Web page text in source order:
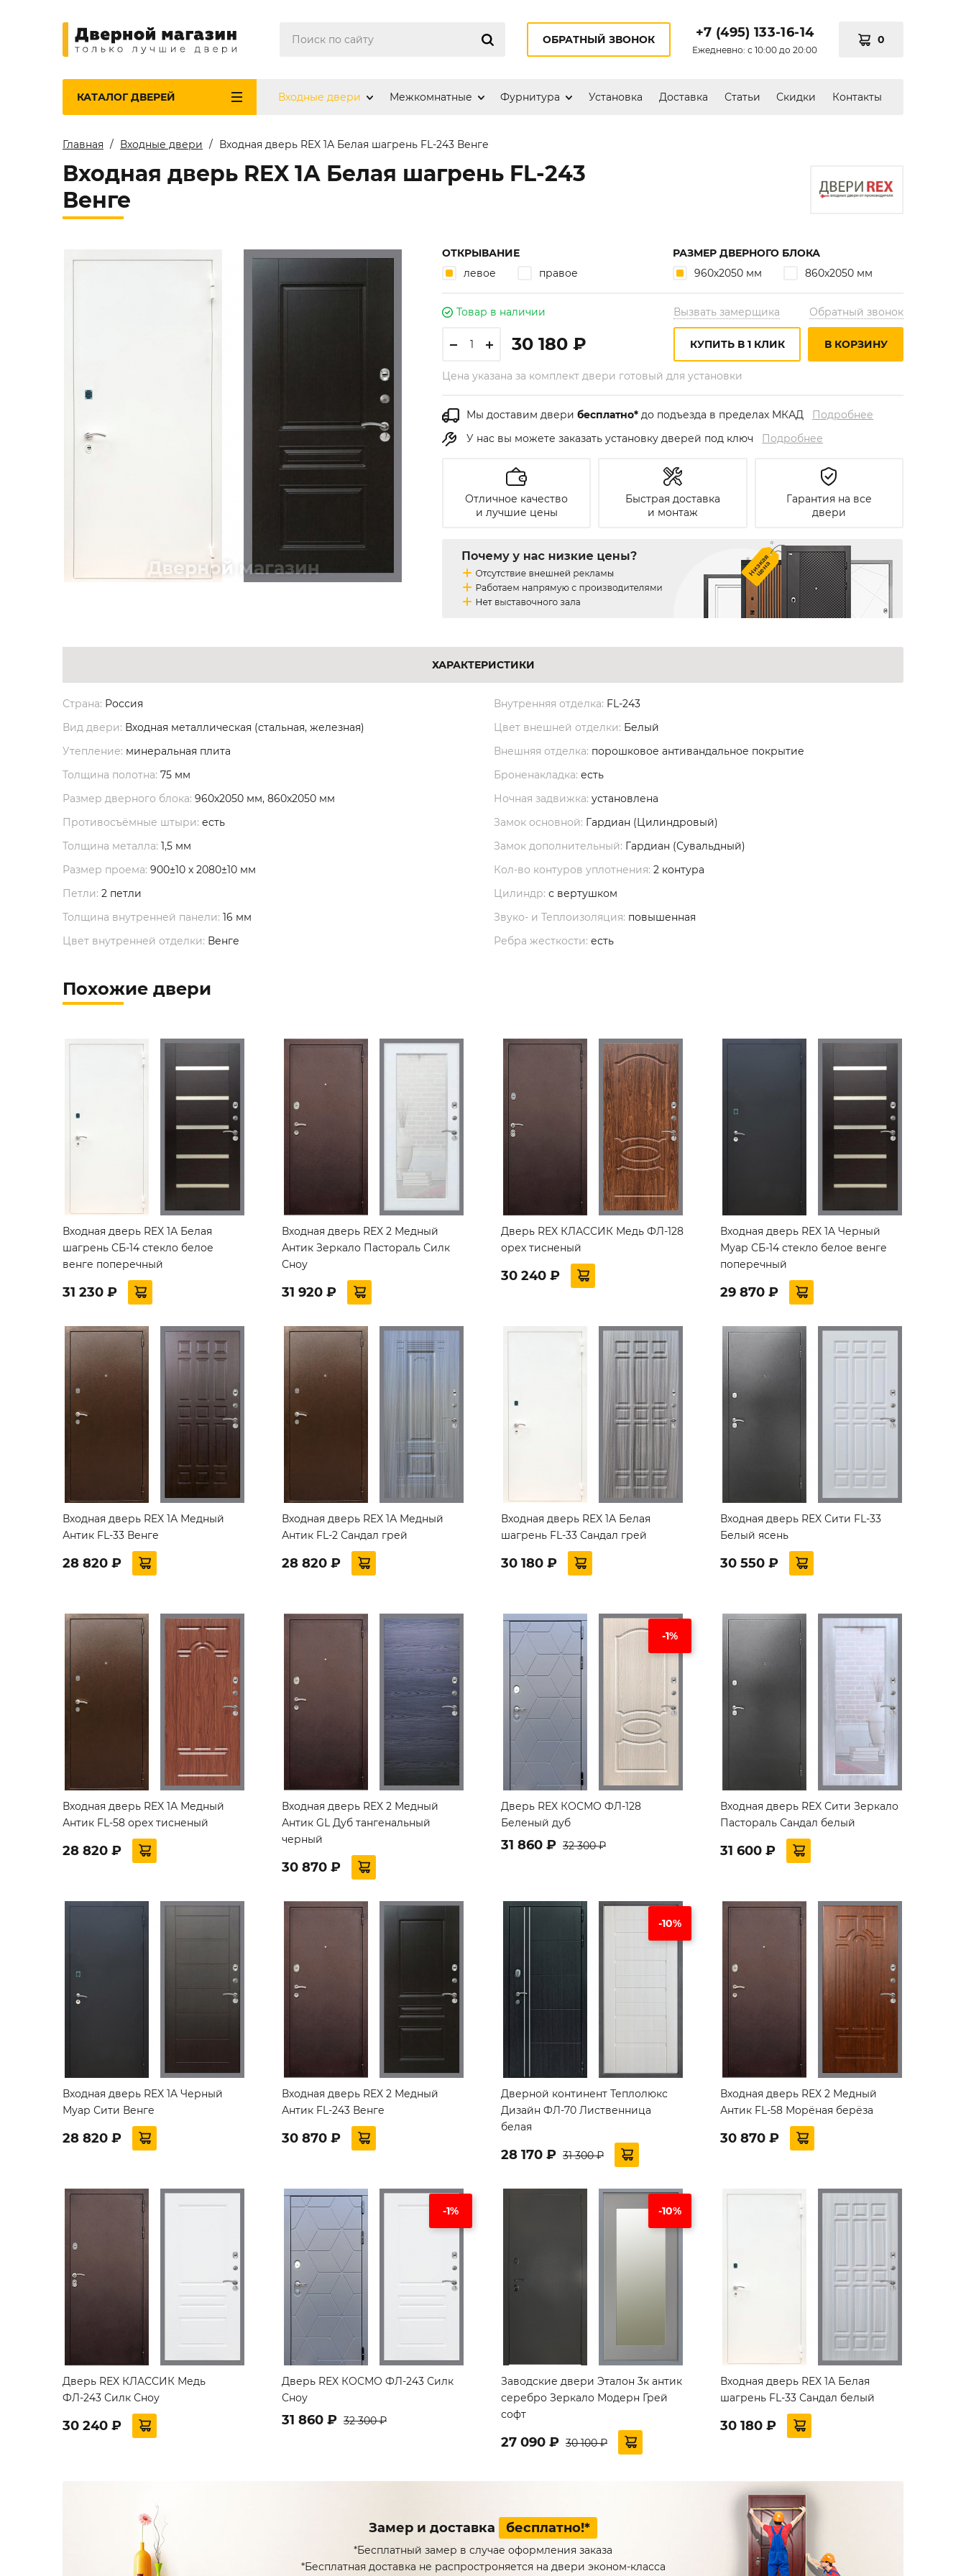
ОБРАТНЫЙ ЗВОНОК +7 (495) 133-16-14
Ежедневно: с 10:00 до 20:00
0
КАТАЛОГДВЕРЕЙ Входные двери Межкомнатные Фурнитура Установка Доставка Статьи Скидки Контакты
Главная Входные двери Входная дверь REX 1А Белая шагрень FL-243 Венге
Входная дверь REX 1А Белая шагрень FL-243
Венге
ОТКРЫВАНИЕ
левое
правое
РАЗМЕР ДВЕРНОГО БЛОКА
960х2050 мм
860х2050 мм
Товар в наличии
30 180 ₽
Вызвать замерщика Обратный звонок
КУПИТЬ В 1 КЛИК В КОРЗИНУ
Цена указана за комплект двери готовый для установки
Мы доставим дверибесплатно* до подъезда в пределах МКАД Подробнее
У нас вы можете заказать установку дверей под ключ Подробнее
Отличное качество
и лучшие цены
Быстрая доставка
и монтаж
Гарантия на все
двери
ХАРАКТЕРИСТИКИ
Страна: Россия
Вид двери: Входная металлическая (стальная, железная)
Утепление: минеральная плита
Толщина полотна: 75 мм
Размер дверного блока: 960х2050 мм, 860х2050 мм
Противосъёмные штыри: есть
Толщина металла: 1,5 мм
Размер проема: 900±10 х 2080±10 мм
Петли: 2 петли
Толщина внутренней панели: 16 мм
Цвет внутренней отделки: Венге
Внутренняя отделка: FL-243
Цвет внешней отделки: Белый
Внешняя отделка: порошковое антивандальное покрытие
Броненакладка: есть
Ночная задвижка: установлена
Замок основной: Гардиан (Цилиндровый)
Замок дополнительный: Гардиан (Сувальдный)
Кол-во контуров уплотнения: 2 контура
Цилиндр: с вертушком
Звуко- и Теплоизоляция: повышенная
Ребра жесткости: есть
Похожие двери
Входная дверь REX 1А Белая
шагрень СБ-14 стекло белое
венге поперечный
31 230 ₽
Входная дверь REX 2 Медный
Антик Зеркало Пастораль Силк
Сноу
31 920 ₽
Дверь REX КЛАССИК Медь ФЛ-128
орех тисненый
30 240 ₽
Входная дверь REX 1A Черный
Муар СБ-14 стекло белое венге
поперечный
29 870 ₽
Входная дверь REX 1А Медный
Антик FL-33 Венге
28 820 ₽
Входная дверь REX 1А Медный
Антик FL-2 Сандал грей
28 820 ₽
Входная дверь REX 1А Белая
шагрень FL-33 Сандал грей
30 180 ₽
Входная дверь REX Сити FL-33
Белый ясень
30 550 ₽
Входная дверь REX 1А Медный
Антик FL-58 орех тисненый
28 820 ₽
Входная дверь REX 2 Медный
Антик GL Дуб тангенальный
черный
30 870 ₽
-1%
Дверь REX КОСМО ФЛ-128
Беленый дуб
31 860 ₽ 32 300 ₽
Входная дверь REX Сити Зеркало
Пастораль Сандал белый
31 600 ₽
Входная дверь REX 1A Черный
Муар Сити Венге
28 820 ₽
Входная дверь REX 2 Медный
Антик FL-243 Венге
30 870 ₽
-10%
Дверной континент Теплолюкс
Дизайн ФЛ-70 Лиственница
белая
28 170 ₽ 31 300 ₽
Входная дверь REX 2 Медный
Антик FL-58 Морёная берёза
30 870 ₽
Дверь REX КЛАССИК Медь
ФЛ-243 Силк Сноу
30 240 ₽
-1%
Дверь REX КОСМО ФЛ-243 Силк
Сноу
31 860 ₽ 32 300 ₽
-10%
Заводские двери Эталон 3к антик
серебро Зеркало Модерн Грей
софт
27 090 ₽ 30 100 ₽
Входная дверь REX 1А Белая
шагрень FL-33 Сандал белый
30 180 ₽
Замер и доставка бесплатно!*
*Бесплатный замер в случае оформления заказа
*Бесплатная доставка не распростроняется на двери эконом-класса